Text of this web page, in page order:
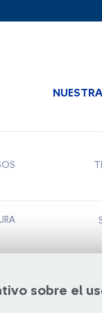
sobre el